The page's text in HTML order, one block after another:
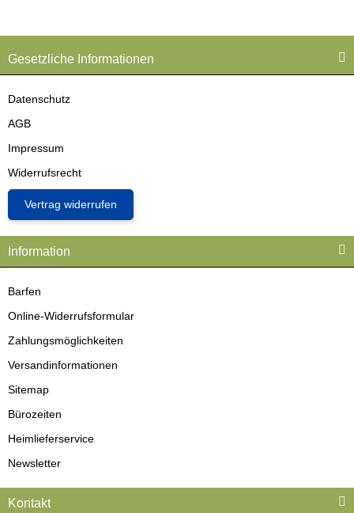
Gesetzliche Informationen
Datenschutz
AGB
Impressum
Widerrufsrecht
Vertrag widerrufen
Information
Barfen
Online-Widerrufsformular
Zahlungsmöglichkeiten
Versandinformationen
Sitemap
Bürozeiten
Heimlieferservice
Newsletter
Kontakt